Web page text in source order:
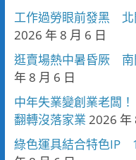
工作過勞眼前發黑 北
2026 年 8 月 6 日
逛賣場熱中暑昏厥 南
年 8 月 6 日
中年失業變創業老闆
翻轉沒落家業 2026 年
綠色運具結合特色IP